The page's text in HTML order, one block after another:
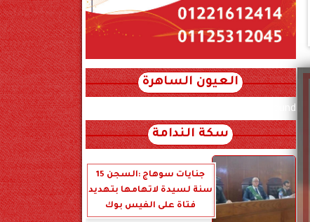
العيون الساهرة
xml_json/rss/~12.xml x0n not found
سكة الندامة
جنايات سوهاج :السجن 15
سنة لسيدة لاتهامها بتهديد
فتاة على الفيس بوك